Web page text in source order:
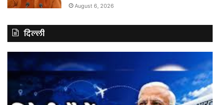
August 6, 2026
दिल्ली